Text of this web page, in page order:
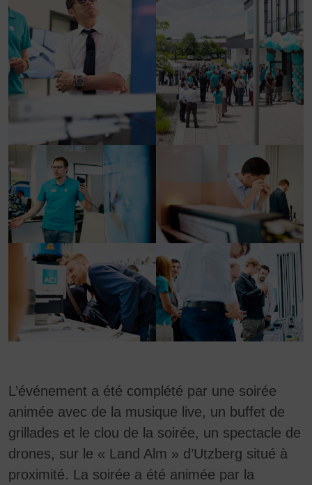
L’événement a été complété par une soirée
animée avec de la musique live, un buffet de
grillades et le clou de la soirée, un spectacle de
drones, sur le « Land Alm » d’Utzberg situé à
proximité. La soirée a été animée par la
à Google Analytics/Maps).
Vous pouvez choisir d'« accepter uniquement les
cookies essentiels », d'« accepter tous les cookies »
ou de « personnaliser la gestion des cookies » après
avoir sélectionné certains cookies dans la liste
affichée.
La décision de consentir à l'utilisation de cookies non
essentiels vous appartient. Vous pouvez également
modifier vos préférences ultérieurement en cliquant
sur le bouton « Gestion des cookies » présent en bas
de page. Vous trouverez des indications
complémentaires dans notre avis de confidentialité.
Nous utilisons Google Analytics pour effectuer une
analyse continue et une évaluation statistique du site
web afin d'optimiser ce dernier et d'améliorer
l'expérience utilisateur. Dans ce cadre, le
comportement de l'utilisateur est transmis à Google
LLC ; les pages visitées, le temps passé sur une page
et les interactions effectuées sont traités, ce qui
permet à Google de les utiliser à ses propres fins, de
les agréger en un profil utilisateur et de les croiser
avec d'autres données d'utilisation.
consentez également, conformément à l'article 49,
paragraphe 1, phrase 1, point a) du RGPD, à ce que
vos données soient traitées par Google aux États-
Unis. Les États-Unis sont considérés par la Cour
européenne de justice comme un pays dont le niveau
de protection des données est insuffisant au regard
des normes européennes.